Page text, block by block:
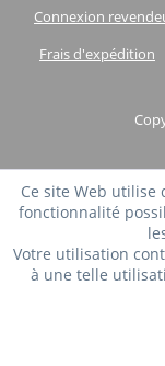
Connexion
Frais d'expédition
Ce site Web
fonctionnalité
Votre utilisation
à une telle